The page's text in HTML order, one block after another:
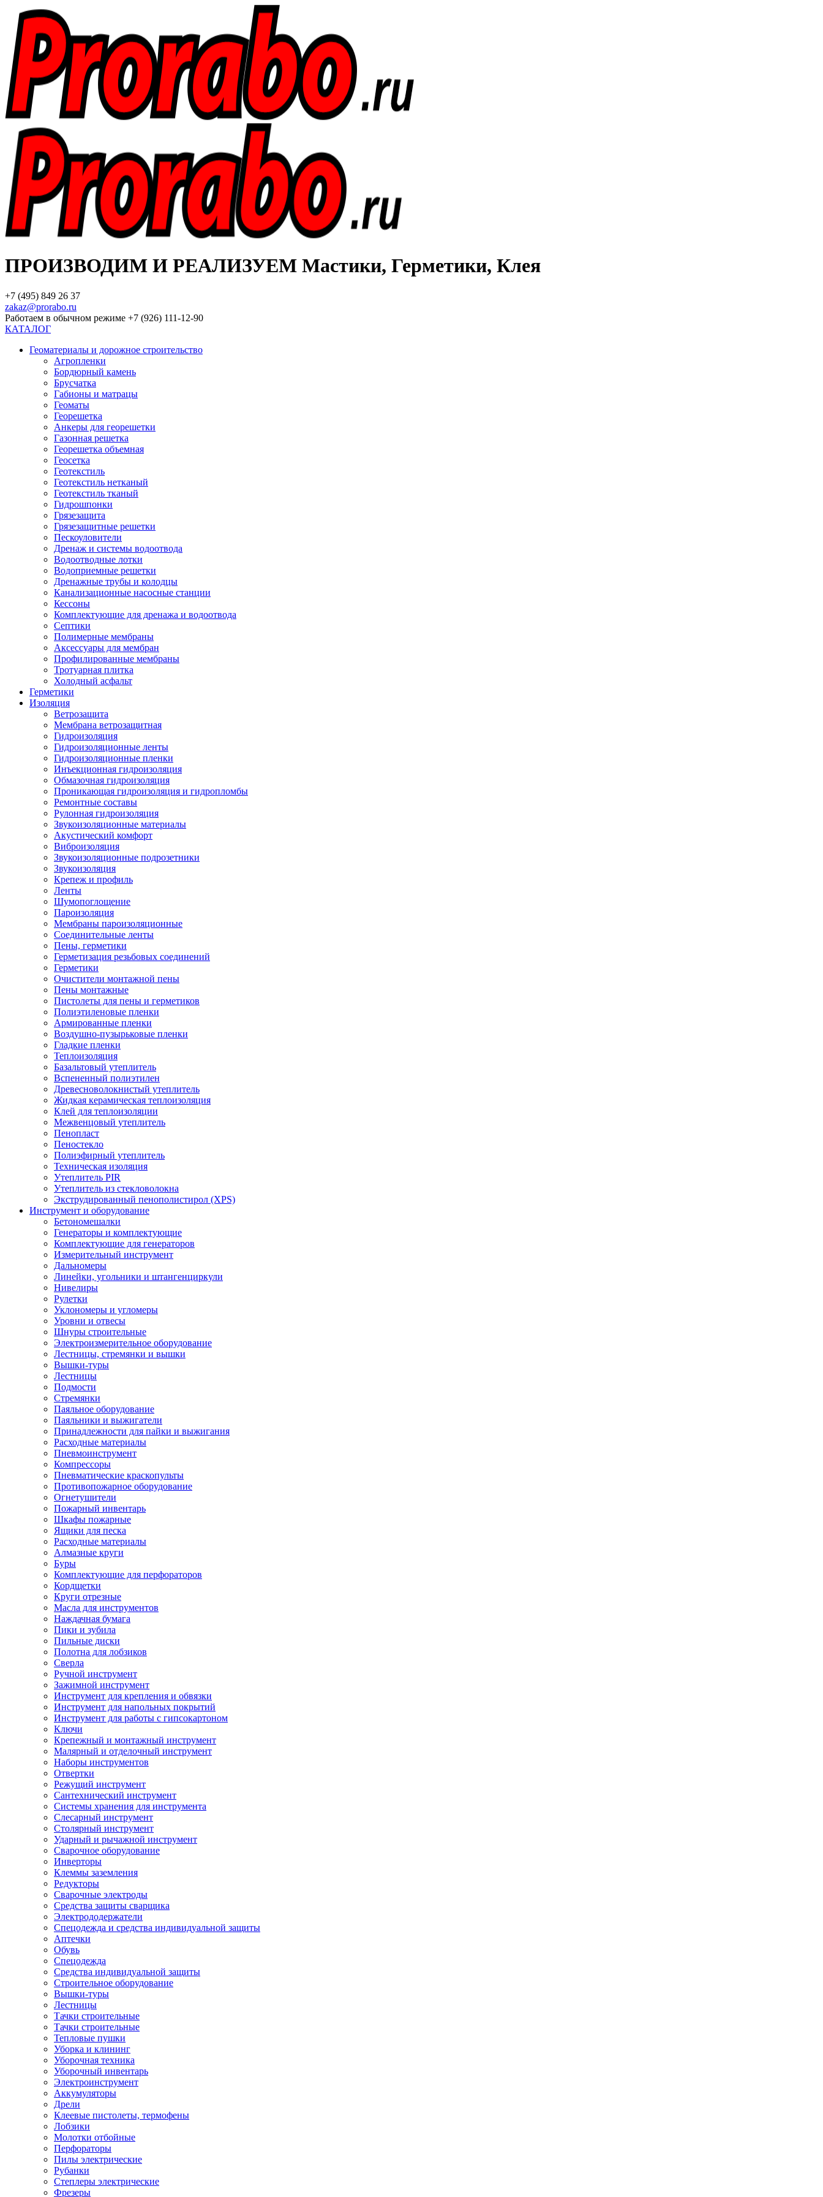
ПРОИЗВОДИМ И РЕАЛИЗУЕМ Мастики, Герметики, Клея
+7 (495) 849 26 37
zakaz@prorabo.ru
Работаем в обычном режиме +7 (926) 111-12-90
КАТАЛОГ
Геоматериалы и дорожное строительство
Агропленки
Бордюрный камень
Брусчатка
Габионы и матрацы
Геоматы
Георешетка
Анкеры для георешетки
Газонная решетка
Георешетка объемная
Геосетка
Геотекстиль
Геотекстиль нетканый
Геотекстиль тканый
Гидрошпонки
Грязезащита
Грязезащитные решетки
Пескоуловители
Дренаж и системы водоотвода
Водоотводные лотки
Водоприемные решетки
Дренажные трубы и колодцы
Канализационные насосные станции
Кессоны
Комплектующие для дренажа и водоотвода
Септики
Полимерные мембраны
Аксессуары для мембран
Профилированные мембраны
Тротуарная плитка
Холодный асфальт
Герметики
Изоляция
Ветрозащита
Мембрана ветрозащитная
Гидроизоляция
Гидроизоляционные ленты
Гидроизоляционные пленки
Инъекционная гидроизоляция
Обмазочная гидроизоляция
Проникающая гидроизоляция и гидропломбы
Ремонтные составы
Рулонная гидроизоляция
Звукоизоляционные материалы
Акустический комфорт
Виброизоляция
Звукоизоляционные подрозетники
Звукоизоляция
Крепеж и профиль
Ленты
Шумопоглощение
Пароизоляция
Мембраны пароизоляционные
Соединительные ленты
Пены, герметики
Герметизация резьбовых соединений
Герметики
Очистители монтажной пены
Пены монтажные
Пистолеты для пены и герметиков
Полиэтиленовые пленки
Армированные пленки
Воздушно-пузырьковые пленки
Гладкие пленки
Теплоизоляция
Базальтовый утеплитель
Вспененный полиэтилен
Древесноволокнистый утеплитель
Жидкая керамическая теплоизоляция
Клей для теплоизоляции
Межвенцовый утеплитель
Пенопласт
Пеностекло
Полиэфирный утеплитель
Техническая изоляция
Утеплитель PIR
Утеплитель из стекловолокна
Экструдированный пенополистирол (XPS)
Инструмент и оборудование
Бетономешалки
Генераторы и комплектующие
Комплектующие для генераторов
Измерительный инструмент
Дальномеры
Линейки, угольники и штангенциркули
Нивелиры
Рулетки
Уклономеры и угломеры
Уровни и отвесы
Шнуры строительные
Электроизмерительное оборудование
Лестницы, стремянки и вышки
Вышки-туры
Лестницы
Подмости
Стремянки
Паяльное оборудование
Паяльники и выжигатели
Принадлежности для пайки и выжигания
Расходные материалы
Пневмоинструмент
Компрессоры
Пневматические краскопульты
Противопожарное оборудование
Огнетушители
Пожарный инвентарь
Шкафы пожарные
Ящики для песка
Расходные материалы
Алмазные круги
Буры
Комплектующие для перфораторов
Кордщетки
Круги отрезные
Масла для инструментов
Наждачная бумага
Пики и зубила
Пильные диски
Полотна для лобзиков
Сверла
Ручной инструмент
Зажимной инструмент
Инструмент для крепления и обвязки
Инструмент для напольных покрытий
Инструмент для работы с гипсокартоном
Ключи
Крепежный и монтажный инструмент
Малярный и отделочный инструмент
Наборы инструментов
Отвертки
Режущий инструмент
Сантехнический инструмент
Системы хранения для инструмента
Слесарный инструмент
Столярный инструмент
Ударный и рычажной инструмент
Сварочное оборудование
Инверторы
Клеммы заземления
Редукторы
Сварочные электроды
Средства защиты сварщика
Электрододержатели
Спецодежда и средства индивидуальной защиты
Аптечки
Обувь
Спецодежда
Средства индивидуальной защиты
Строительное оборудование
Вышки-туры
Лестницы
Тачки строительные
Тачки строительные
Тепловые пушки
Уборка и клининг
Уборочная техника
Уборочный инвентарь
Электроинструмент
Аккумуляторы
Дрели
Клеевые пистолеты, термофены
Лобзики
Молотки отбойные
Перфораторы
Пилы электрические
Рубанки
Степлеры электрические
Фрезеры